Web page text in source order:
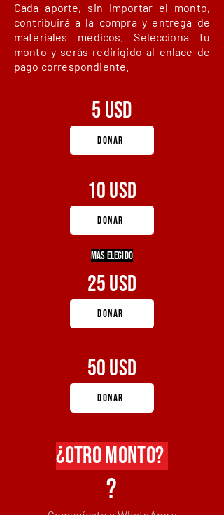
Cada aporte, sin importar el monto,
contribuirá a la compra y entrega de
materiales médicos. Selecciona tu
monto y serás redirigido al enlace de
pago correspondiente.
5 usd
DONAR
10 usd
DONAR
MÁS ELEGIDO
25 usd
DONAR
50 usd
DONAR
¿oTRO MONTO?
?